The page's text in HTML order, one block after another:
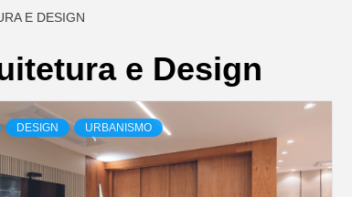
E DESIGN
e Design
DESIGN URBANISMO